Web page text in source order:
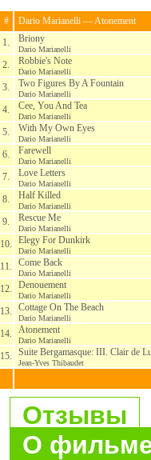
#
Dario Marianelli — Atonement
1.
Briony
Dario Marianelli
2. Robbie's Note
Dario Marianelli
3. Two Figures By A Fountain
Dario Marianelli
4. Cee, You And Tea
Dario Marianelli
5. With My Own Eyes
Dario Marianelli
6. Farewell
Dario Marianelli
7. Love Letters
Dario Marianelli
8. Half Killed
Dario Marianelli
9. Rescue Me
Dario Marianelli
10. Elegy For Dunkirk
Dario Marianelli
11. Come Back
Dario Marianelli
12. Denouement
Dario Marianelli
13. Cottage On The Beach
Dario Marianelli
14. Atonement
Dario Marianelli
15. Suite Bergamasque: III. Clair de
Jean-Yves Thibaudet
Отзывы
О